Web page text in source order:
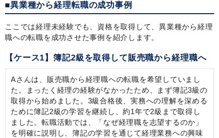
■異業種から経理転職の成功事例
ここでは経理未経験でも、資格を取得して、異業種から経理
職への転職を成功させた事例を紹介します。
【ケース1】簿記2級を取得して販売職から経理職へ
Aさんは、販売職から経理職への転職を希望していまし
た。まったく経理の経験がなかったため、まず簿記3級の
取得から始めました。3級合格後、実務への理解を深める
ために簿記2級の学習を継続し、約1年で2級まで取得し
ました。転職活動では、「なぜ経理職を志望するのか」
を明確に説明し、簿記の学習を通じて経理業務への興味